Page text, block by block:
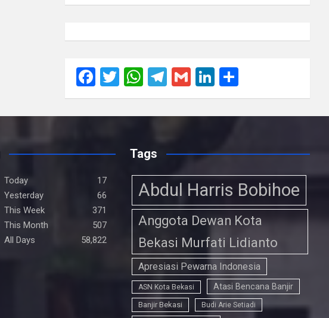
F
a
ce
o
o
k
T
wi
tt
W
h
at
A
p
p
T
el
e
a
m
G
m
ail
Li
n
ke
n
h
ar
Today
17
Yesterday
66
This Week
371
This Month
507
All Days
58,822
Tags
Abdul Harris Bobihoe
Anggota Dewan Kota
Bekasi Murfati Lidianto
Apresiasi Pewarna Indonesia
ASN Kota Bekasi Atasi Bencana Banjir
Banjir Bekasi Budi Arie Setiadi